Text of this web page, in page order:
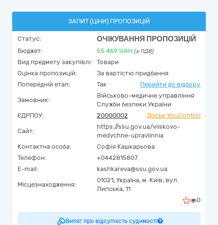
ЗАПИТ (ЦІНИ) ПРОПОЗИЦІЙ
Статус: ОЧІКУВАННЯ ПРОПОЗИЦІЙ
Бюджет: 55 469 UAH (з ПДВ)
Вид предмету закупівлі:
Товари
Оцінка пропозицій:
За вартістю придбання
Попередній етап:
Так Перейти до відбору
Замовник:
Військово-медичне управління
Служби безпеки України
ЄДРПОУ:
20000002 Досьє YouControl
Сайт:
https://ssu.gov.ua/viiskovo-
medychne-upravlinnia
Контактна особа:
Софія Кашкарьова
Телефон:
+0442815807
E-mail:
kashkareva@ssu.gov.ua
Місцезнаходження:
01021, Україна, м. Київ, вул.
Липська, 11
0
Витяг про відсутність судимості